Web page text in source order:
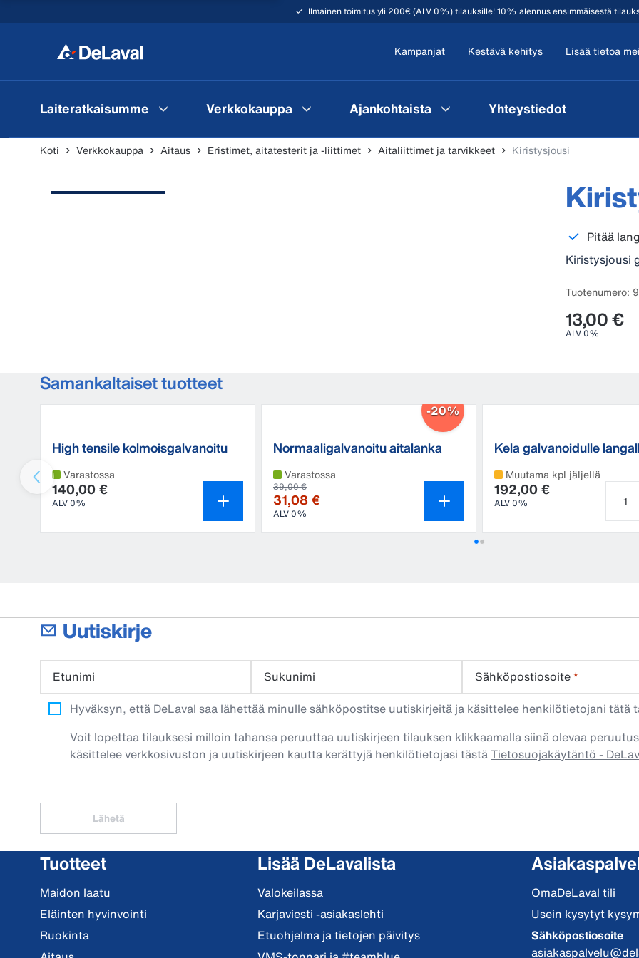
Ilmainen toimitus yli 200€ (ALV 0%) tilauksille! 10% alennus ensimmäisestä
Kampanjat Kestävä kehitys Lisää tietoa
Laiteratkaisumme Verkkokauppa Ajankohtaista Yhteystiedot
Koti Verkkokauppa Aitaus Eristimet, aitatesterit ja -liittimet Aitaliittimet ja tarvikkeet Kiristysjousi
Pitää
Kiristysjousi
Tuotenumero:
13,00 €
ALV 0%
Samankaltaiset tuotteet
High tensile kolmoisgalvanoitu
Varastossa
140,00 €
ALV 0%
-20%
Normaaligalvanoitu aitalanka
Varastossa
39,00 €
31,08 €
ALV 0%
Kela galvanoidulle
Muutama kpl jäljellä
192,00 €
ALV 0%
Uutiskirje
Etunimi Sukunimi Sähköpostiosoite*
Hyväksyn, että DeLaval saa lähettää minulle sähköpostitse uutiskirjeitä ja käsittelee henkilötietojani tätä
Voit lopettaa tilauksesi milloin tahansa peruuttaa uutiskirjeen tilauksen klikkaamalla siinä olevaa
käsittelee verkkosivuston ja uutiskirjeen kautta kerättyjä henkilötietojasi tästäTietosuojakäytäntö -
Lähetä
Tuotteet
Maidon laatu
Eläinten hyvinvointi
Ruokinta
Lisää DeLavalista
Valokeilassa
Karjaviesti -asiakaslehti
Etuohjelma ja tietojen päivitys
OmaDeLaval tili
Usein kysytyt
Sähköpostiosoite